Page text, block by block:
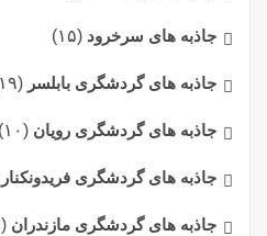
جاذبه های سرخرود (۱۵)
جاذبه های گردشگری بابلسر (۱۹)
جاذبه های گردشگری رویان (۱۰)
جاذبه های گردشگری فریدونکنار
جاذبه های گردشگری مازندران (۹۷)